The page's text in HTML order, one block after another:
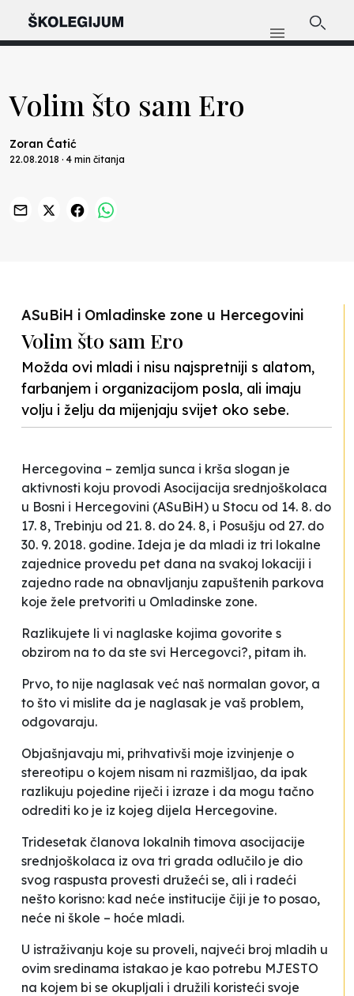
Volim što sam Ero
Zoran Ćatić
22.08.2018 · 4 min čitanja
ASuBiH i Omladinske zone u Hercegovini
Volim što sam Ero
Možda ovi mladi i nisu najspretniji s alatom,
farbanjem i organizacijom posla, ali imaju
volju i želju da mijenjaju svijet oko sebe.
Hercegovina – zemlja sunca i krša slogan je
aktivnosti koju provodi Asocijacija srednjoškolaca
u Bosni i Hercegovini (ASuBiH) u Stocu od 14. 8. do
17. 8, Trebinju od 21. 8. do 24. 8, i Posušju od 27. do
30. 9. 2018. godine. Ideja je da mladi iz tri lokalne
zajednice provedu pet dana na svakoj lokaciji i
zajedno rade na obnavljanju zapuštenih parkova
koje žele pretvoriti u Omladinske zone.
Razlikujete li vi naglaske kojima govorite s
obzirom na to da ste svi Hercegovci?, pitam ih.
Prvo, to nije naglasak već naš normalan govor, a
to što vi mislite da je naglasak je vaš problem,
odgovaraju.
Objašnjavaju mi, prihvativši moje izvinjenje o
stereotipu o kojem nisam ni razmišljao, da ipak
razlikuju pojedine riječi i izraze i da mogu tačno
odrediti ko je iz kojeg dijela Hercegovine.
Tridesetak članova lokalnih timova asocijacije
srednjoškolaca iz ova tri grada odlučilo je dio
svog raspusta provesti družeći se, ali i radeći
nešto korisno: kad neće institucije čiji je to posao,
neće ni škole – hoće mladi.
U istraživanju koje su proveli, najveći broj mladih u
ovim sredinama istakao je kao potrebu MJESTO
na kojem bi se okupljali i družili koristeći svoje